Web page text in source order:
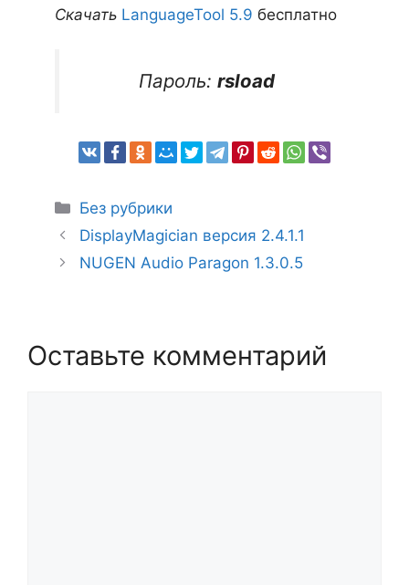
Скачать LanguageTool 5.9 бесплатно
Пароль: rsload
Рубрики
Без рубрики
DisplayMagician версия 2.4.1.1
NUGEN Audio Paragon 1.3.0.5
Оставьте комментарий